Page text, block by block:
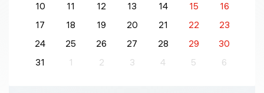
10
11 12 13 14 15
16
17
18 19 20 21 22
23
24
25 26 27 28 29
30
31
1 2 3 4 5 6